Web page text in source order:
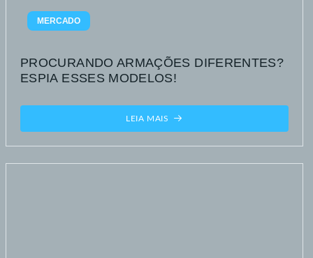
MERCADO
PROCURANDO ARMAÇÕES DIFERENTES?
ESPIA ESSES MODELOS!
LEIA MAIS